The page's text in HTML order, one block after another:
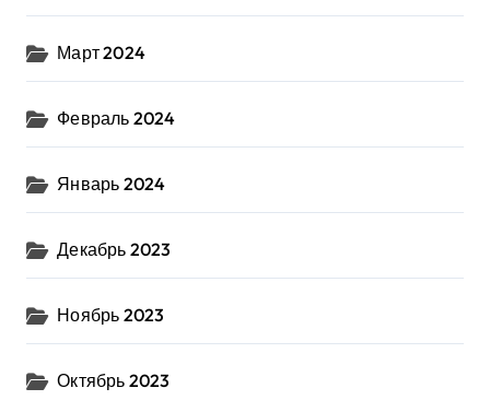
Март 2024
Февраль 2024
Январь 2024
Декабрь 2023
Ноябрь 2023
Октябрь 2023